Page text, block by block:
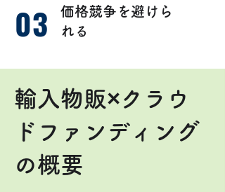
03
​価格競争を避けら
れる
輸入物販×クラウ
ドファンディング
の概要